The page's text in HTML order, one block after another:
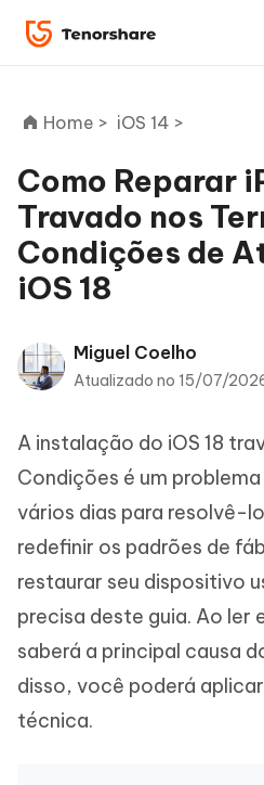
ReiBoot
for iOS
PDNob
Editor
Home > iOS 14 >
Como Reparar
Travado nos
Condições de
iOS 18
Miguel Coelho
Atualizado no 15/07/
A instalação do iOS 18
Condições é um
vários dias para resolvê-
redefinir os padrões de
restaurar seu dispositivo
precisa deste guia. Ao
saberá a principal causa
disso, você poderá
técnica.